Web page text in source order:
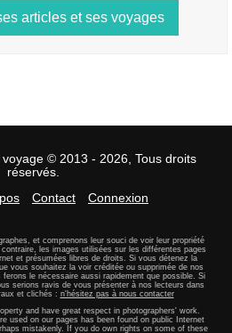
articles et ses voyages
© 2013 - 2026, Tous droits
réservés.
Contact Connexion
et comprenons leur souci de voir leur propriété
les images utilisées sur les différentes pages
et présumées libres de droits. Si vous détenez la
vous souhaitez la voir créditée ou supprimée de nos
le nécessaire aussi rapidement que possible. Si
serions ravis de vous présenter à nos lecteurs dans
et clichés : n'hésitez pas à nous contacter
and have great respect in photographers' work.
used on our pages has been found on public Internet
mistakenly. If you do own rights on some of these